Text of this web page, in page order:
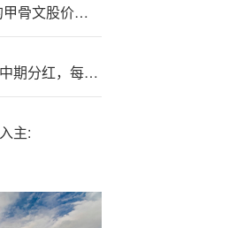
大涨超4—%！暴跌的甲骨文股价见底？华尔街"抄底派"料股价涨超90%，“现有估值几乎没考虑OpenAI业务”
中国<人>寿：拟进行中期分红，每10派2.38元
主: